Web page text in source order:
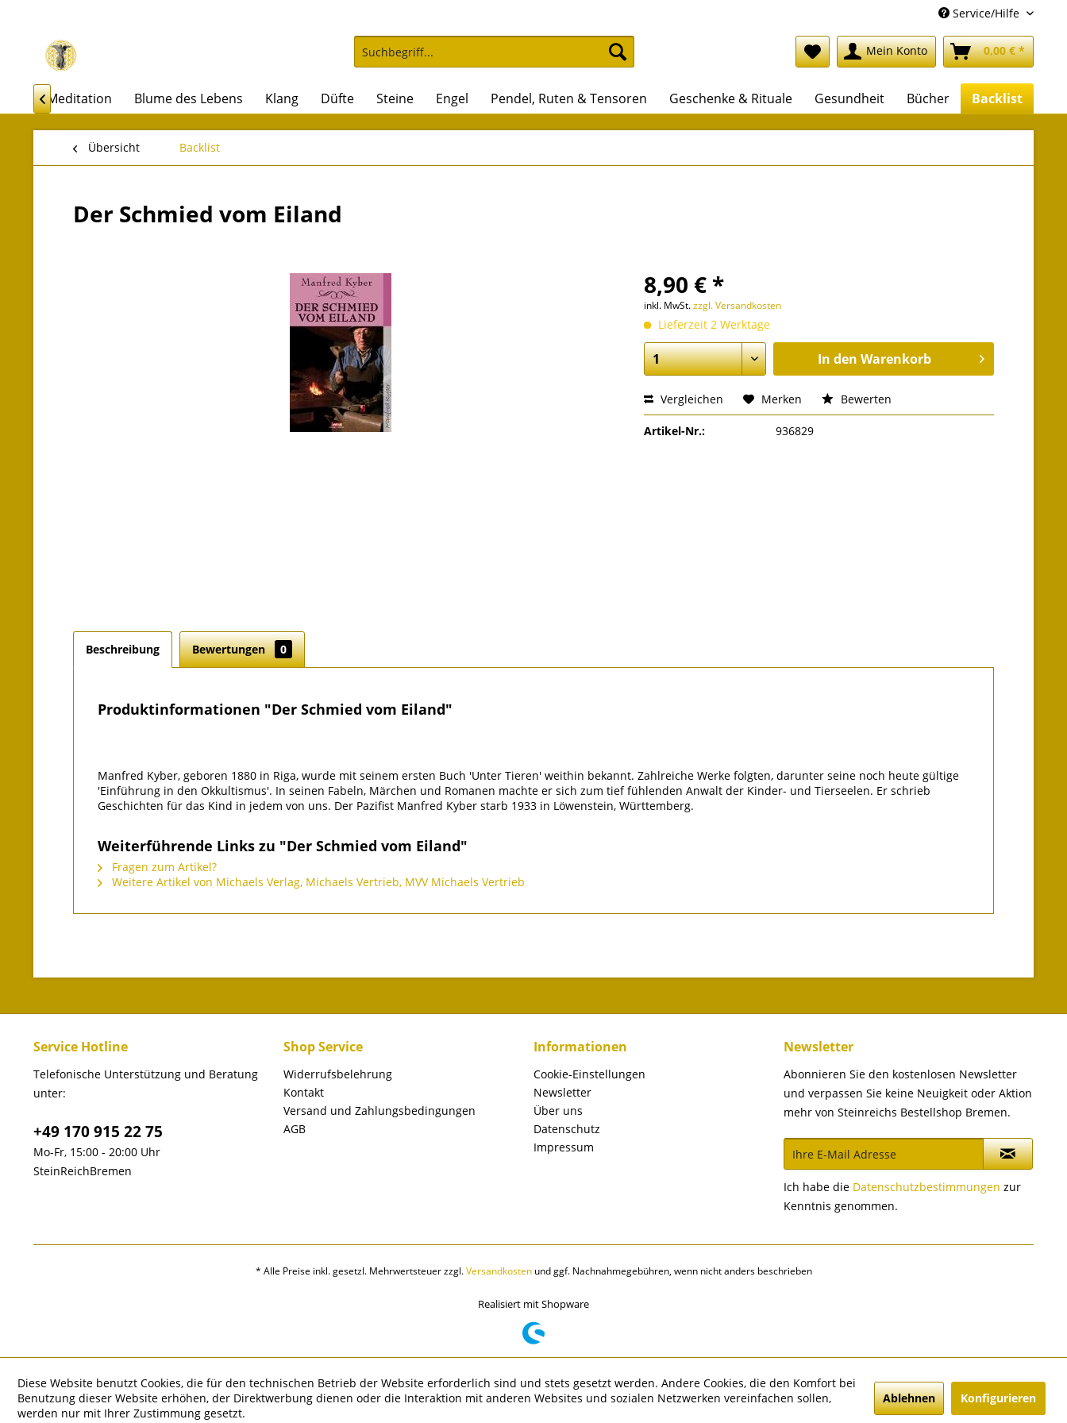
Service/Hilfe
Mein Konto 0,00 € *
Meditation Blume des Lebens Klang Düfte Steine Engel Pendel, Ruten & Tensoren Geschenke & Rituale Gesundheit Bücher Backlist

Übersicht Backlist
Der Schmied vom Eiland
8,90 € *
inkl. MwSt.zzgl. Versandkosten
Lieferzeit 2 Werktage
In den Warenkorb
Vergleichen Merken Bewerten
Artikel-Nr.: 936829
Beschreibung Bewertungen 0
Produktinformationen "Der Schmied vom Eiland"
Manfred Kyber, geboren 1880 in Riga, wurde mit seinem ersten Buch 'Unter Tieren' weithin bekannt. Zahlreiche Werke folgten, darunter seine noch heute gültige
'Einführung in den Okkultismus'. In seinen Fabeln, Märchen und Romanen machte er sich zum tief fühlenden Anwalt der Kinder- und Tierseelen. Er schrieb
Geschichten für das Kind in jedem von uns. Der Pazifist Manfred Kyber starb 1933 in Löwenstein, Württemberg.
Weiterführende Links zu "Der Schmied vom Eiland"
Fragen zum Artikel?
Weitere Artikel von Michaels Verlag, Michaels Vertrieb, MVV Michaels Vertrieb
Service Hotline
Telefonische Unterstützung und Beratung
unter:
+49 170 915 22 75
Mo-Fr, 15:00 - 20:00 Uhr
SteinReichBremen
Shop Service
Widerrufsbelehrung
Kontakt
Versand und Zahlungsbedingungen
AGB
Informationen
Cookie-Einstellungen
Newsletter
Über uns
Datenschutz
Impressum
Newsletter
Abonnieren Sie den kostenlosen Newsletter
und verpassen Sie keine Neuigkeit oder Aktion
mehr von Steinreichs Bestellshop Bremen.
Ich habe die Datenschutzbestimmungen zur
Kenntnis genommen.
* Alle Preise inkl. gesetzl. Mehrwertsteuer zzgl.Versandkostenund ggf. Nachnahmegebühren, wenn nicht anders beschrieben
Realisiert mit Shopware
Diese Website benutzt Cookies, die für den technischen Betrieb der Website erforderlich sind und stets gesetzt werden. Andere Cookies, die den Komfort bei
Benutzung dieser Website erhöhen, der Direktwerbung dienen oder die Interaktion mit anderen Websites und sozialen Netzwerken vereinfachen sollen,
werden nur mit Ihrer Zustimmung gesetzt.
Ablehnen Konfigurieren